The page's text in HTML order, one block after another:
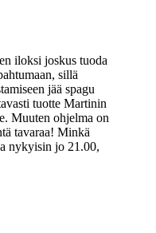
iloksi joskus tuoda
sillä
jää spagu
tuotte Martinin
Muuten ohjelma on
tavaraa! Minkä
nykyisin jo 21.00,